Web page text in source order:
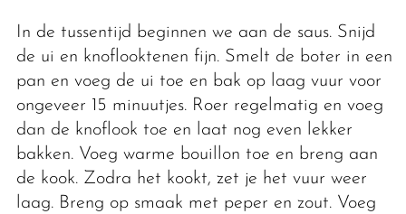
In de tussentijd beginnen we aan de saus. Snijd
de ui en knoflooktenen fijn. Smelt de boter in een
pan en voeg de ui toe en bak op laag vuur voor
ongeveer 15 minuutjes. Roer regelmatig en voeg
dan de knoflook toe en laat nog even lekker
bakken. Voeg warme bouillon toe en breng aan
de kook. Zodra het kookt, zet je het vuur weer
laag. Breng op smaak met peper en zout. Voeg